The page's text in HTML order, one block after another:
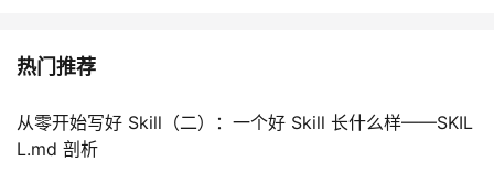
热门推荐
从零开始写好 Skill（二）：一个好 Skill 长什么样——SKIL
L.md 剖析